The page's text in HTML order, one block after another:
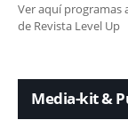
Ver aquí programas
de Revista Level Up
Media-kit &